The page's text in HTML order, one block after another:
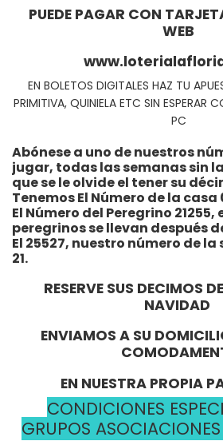
PUEDE PAGAR CON
WEB
EN BOLETOS DIGITALES HAZ TU
PRIMITIVA, QUINIELA ETC SIN ESPERAR
PC
Abónese a uno de nuestros
jugar, todas las semanas sin
que se le olvide el tener su
Tenemos El Número de la casa
El Número del Peregrino
peregrinos se llevan después
El 25527, nuestro número de
21.
RESERVE SUS DECIMOS
NAVIDAD
ENVIAMOS A SU
EN NUESTRA PROPIA
CONDICIONES
GRUPOS